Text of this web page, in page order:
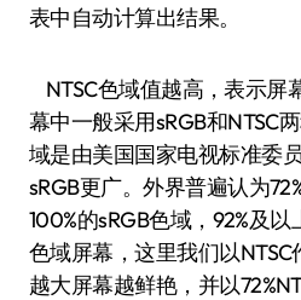
表中自动计算出结果。
NTSC色域值越高，表示屏
幕中一般采用sRGB和NTSC
域是由美国国家电视标准委
sRGB更广。外界普遍认为
100%的sRGB色域，92%及
色域屏幕，这里我们以
越大屏幕越鲜艳，并以